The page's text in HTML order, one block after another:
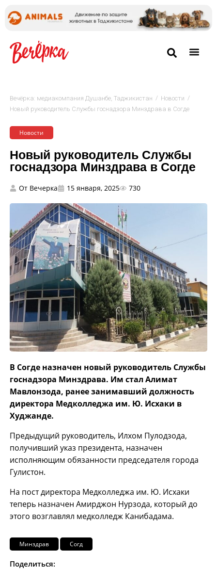
Вечёрка: медиакомпания Душанбе, Таджикистан / Новости /
Новый руководитель Службы госнадзора Минздрава в Согде
Новости
Новый руководитель Службы
госнадзора Минздрава в Согде
От Вечерка 15 января, 2025 730
В Согде назначен новый руководитель Службы
госнадзора Минздрава. Им стал Алимат
Мавлонзода, ранее занимавший должность
директора Медколледжа им. Ю. Исхаки в
Худжанде.
Предыдущий руководитель, Илхом Пулодзода,
получивший указ президента, назначен
исполняющим обязанности председателя города
Гулистон.
На пост директора Медколледжа им. Ю. Исхаки
теперь назначен Амирджон Нурзода, который до
этого возглавлял медколледж Канибадама.
Минздрав Согд
Поделиться: